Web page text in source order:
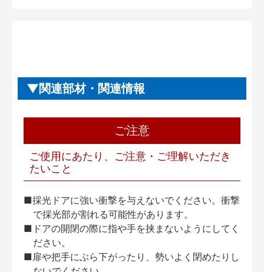
関連部材・関連情報
ご注意
ご使用にあたり、ご注意・ご理解いただき
たいこと
■採光ドアに強い衝撃を与えないでください。衝撃
で採光部が割れる可能性があります。
■ドアの開閉の際に指や手を挟まないようにしてく
ださい。
■扉や把手にぶら下がったり、勢いよく閉めたりし